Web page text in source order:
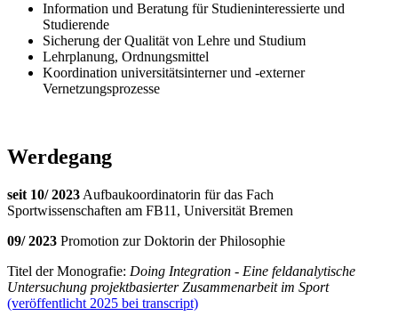
Information und Beratung für Studieninteressierte und
Studierende
Sicherung der Qualität von Lehre und Studium
Lehrplanung, Ordnungsmittel
Koordination universitätsinterner und -externer
Vernetzungsprozesse
Werdegang
seit 10/ 2023 Aufbaukoordinatorin für das Fach
Sportwissenschaften am FB11, Universität Bremen
09/ 2023 Promotion zur Doktorin der Philosophie
Titel der Monografie: Doing Integration - Eine feldanalytische
Untersuchung projektbasierter Zusammenarbeit im Sport
(veröffentlicht 2025 bei transcript)